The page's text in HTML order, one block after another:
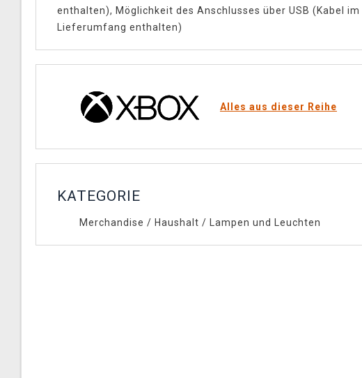
enthalten), Möglichkeit des Anschlusses über USB (Kabel im
Lieferumfang enthalten)
Alles aus dieser Reihe
KATEGORIE
Merchandise / Haushalt / Lampen und Leuchten